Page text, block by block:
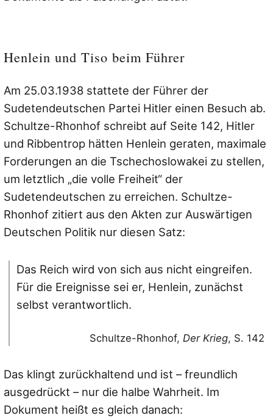
Henlein und Tiso beim Führer
Am 25.03.1938 stattete der Führer der
Sudetendeutschen Partei Hitler einen Besuch ab.
Schultze-Rhonhof schreibt auf Seite 142, Hitler
und Ribbentrop hätten Henlein geraten, maximale
Forderungen an die Tschechoslowakei zu stellen,
um letztlich „die volle Freiheit“ der
Sudetendeutschen zu erreichen. Schultze-
Rhonhof zitiert aus den Akten zur Auswärtigen
Deutschen Politik nur diesen Satz:
Das Reich wird von sich aus nicht eingreifen.
Für die Ereignisse sei er, Henlein, zunächst
selbst verantwortlich.
Schultze-Rhonhof, Der Krieg, S. 142
Das klingt zurückhaltend und ist – freundlich
ausgedrückt – nur die halbe Wahrheit. Im
Dokument heißt es gleich danach: